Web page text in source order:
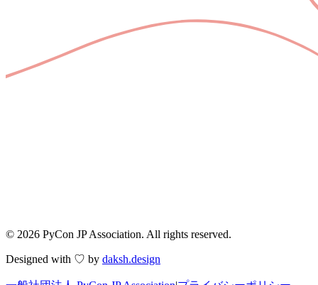
© 2026 PyCon JP Association. All rights reserved.
Designed with ♡ by daksh.design